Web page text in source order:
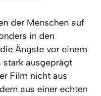
der Menschen auf
in den
Ängste vor einem
stark ausgeprägt
Film nicht aus
aus einer echten